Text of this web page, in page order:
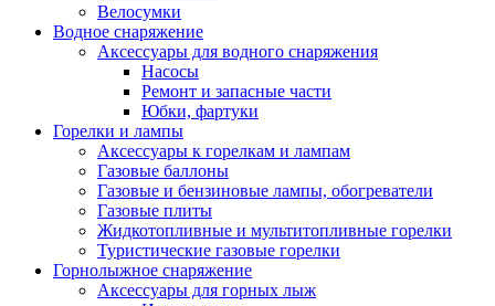
Велосумки
Водное снаряжение
Аксессуары для водного снаряжения
Насосы
Ремонт и запасные части
Юбки, фартуки
Горелки и лампы
Аксессуары к горелкам и лампам
Газовые баллоны
Газовые и бензиновые лампы, обогреватели
Газовые плиты
Жидкотопливные и мультитопливные горелки
Туристические газовые горелки
Горнолыжное снаряжение
Аксессуары для горных лыж